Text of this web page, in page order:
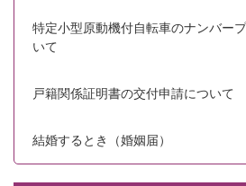
特定小型原動機付自転車のナンバー
いて
戸籍関係証明書の交付申請について
結婚するとき（婚姻届）